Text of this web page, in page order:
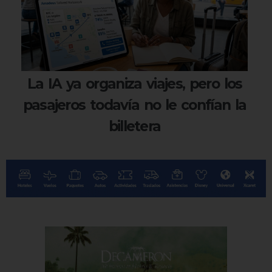
La IA ya organiza viajes, pero los
pasajeros todavía no le confían la
billetera